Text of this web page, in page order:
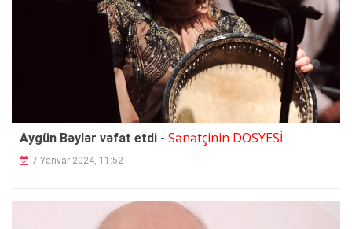
Aygün Bəylər vəfat etdi - Sənətçinin DOSYESİ
7 Yanvar 2024, 11:52